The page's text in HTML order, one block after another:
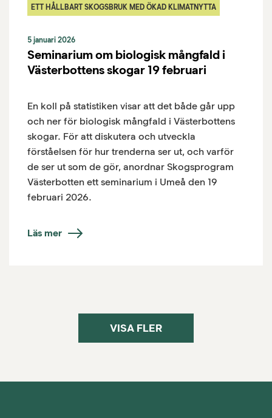
ETT HÅLLBART SKOGSBRUK MED ÖKAD KLIMATNYTTA
5 januari 2026
Seminarium om biologisk mångfald i
Västerbottens skogar 19 februari
En koll på statistiken visar att det både går upp
och ner för biologisk mångfald i Västerbottens
skogar. För att diskutera och utveckla
förståelsen för hur trenderna ser ut, och varför
de ser ut som de gör, anordnar Skogsprogram
Västerbotten ett seminarium i Umeå den 19
februari 2026.
Läs mer
VISA FLER